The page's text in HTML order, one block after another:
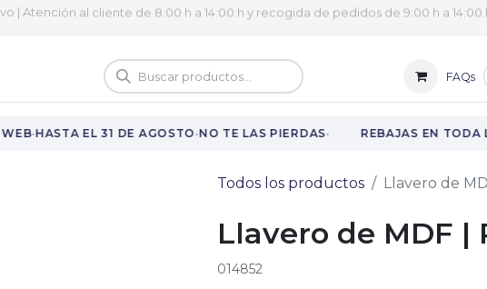
| Atención al cliente de 8:00 h a 14:00 h y recogida de pedidos de 9:00 h a 14:00
Vuelta al cole FAQs
·HASTA EL 31 DE AGOSTO·NO TE LAS PIERDAS· REBAJAS EN TODA
Todos los productos Llavero de
Llavero de MDF |
014852